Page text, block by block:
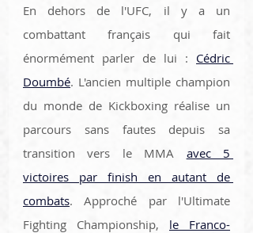
En dehors de l'UFC, il y a un
combattant français qui fait
énormément parler de lui : Cédric
Doumbé. L'ancien multiple champion
du monde de Kickboxing réalise un
parcours sans fautes depuis sa
transition vers le MMA avec 5
victoires par finish en autant de
combats. Approché par l'Ultimate
Fighting Championship, le Franco-